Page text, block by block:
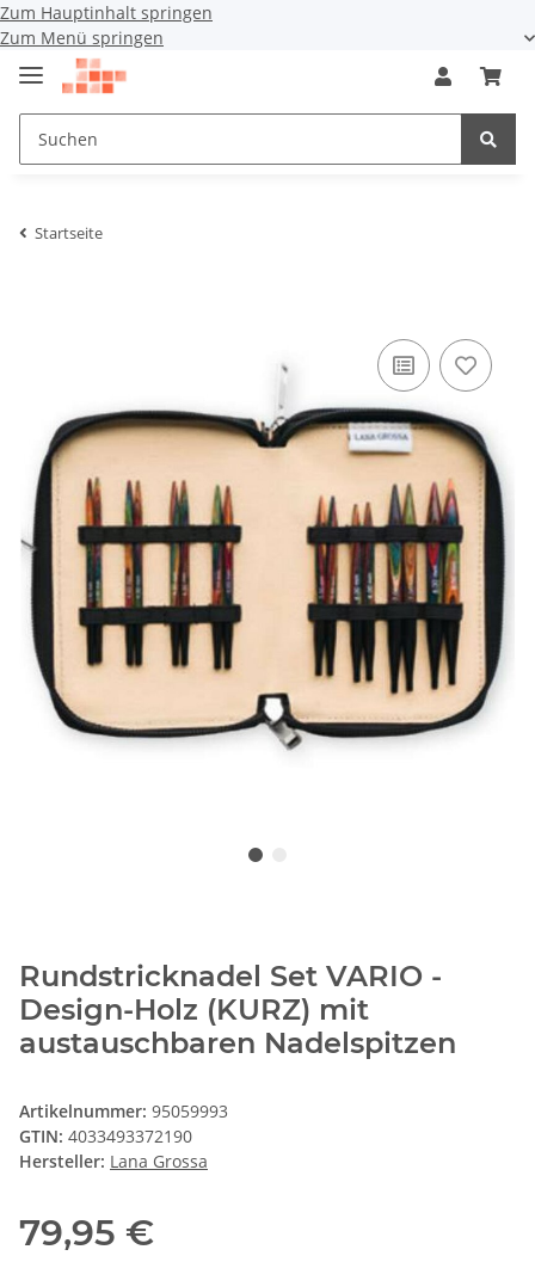
Zum Hauptinhalt springen
Zum Menü springen
Startseite
Rundstricknadel Set VARIO -
Design-Holz (KURZ) mit
austauschbaren Nadelspitzen
Artikelnummer: 95059993
GTIN: 4033493372190
Hersteller: Lana Grossa
79,95 €